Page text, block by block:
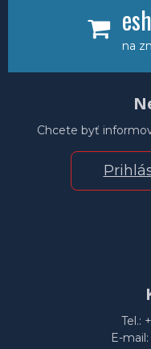
na
Chcete byť
Tel.:
E-